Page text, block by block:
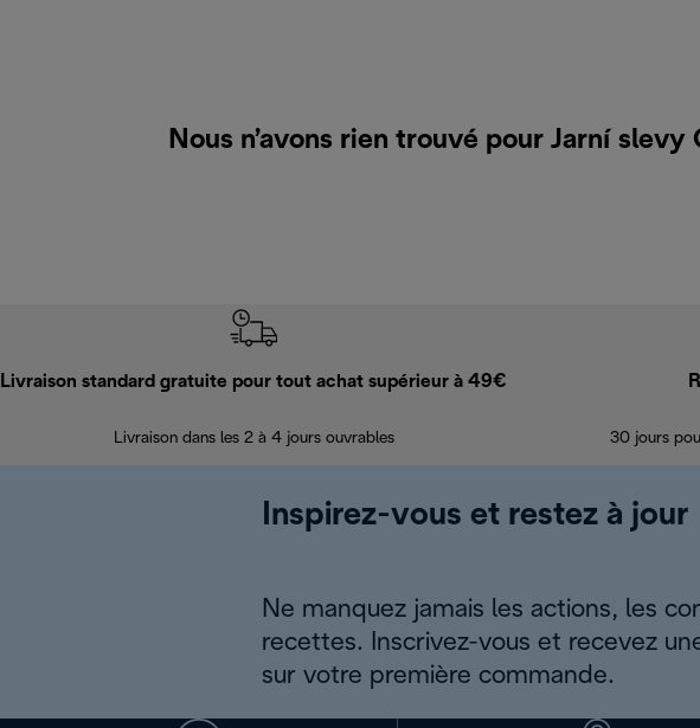
Nous n’avons rien trouvé pour Jarní
Livraison standard gratuite pour tout achat supérieur à 49€
Livraison dans les 2 à 4 jours ouvrables 30 jours
Inspirez-vous et restez à jour
Ne manquez jamais les actions, les
recettes. Inscrivez-vous et recevez
sur votre première commande.